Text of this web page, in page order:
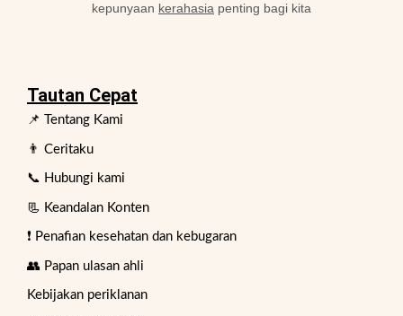
kepunyaan kerahasia penting bagi kita
Tautan Cepat
📌 Tentang Kami
👨 Ceritaku
📞 Hubungi kami
📃 Keandalan Konten
❗ Penafian kesehatan dan kebugaran
👥 Papan ulasan ahli
Kebijakan periklanan